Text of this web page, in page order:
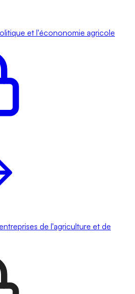
et l'écononomie agricole
de l'agriculture et de